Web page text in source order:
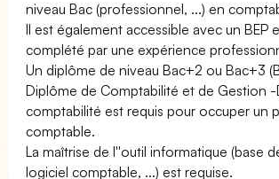
niveau Bac (professionnel, ...) en
Il est également accessible avec un BEP
complété par une expérience
Un diplôme de niveau Bac+2 ou Bac+3
Diplôme de Comptabilité et de Gestion -
comptabilité est requis pour occuper un
comptable.
La maîtrise de l''outil informatique (base
logiciel comptable, ...) est requise.